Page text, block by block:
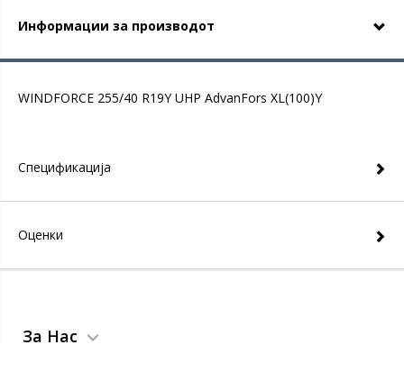
Информации за производот
WINDFORCE 255/40 R19Y UHP AdvanFors XL(100)Y
Спецификација
Оценки
За Нас